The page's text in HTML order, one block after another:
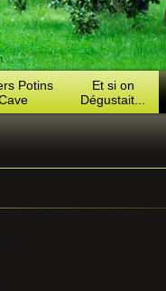
Potins
Et si on
Dégustait...